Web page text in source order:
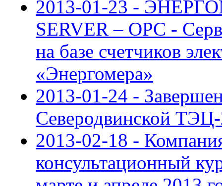
2013-01-23 -
SERVER – ОРС -
на базе счетчиков
«Энергомера»
2013-01-24 -
Северодвинской
2013-02-18 -
консультационный